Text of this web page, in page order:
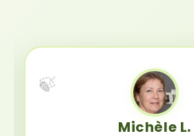
🍃
Michèle L.